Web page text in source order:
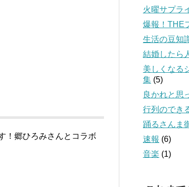
！郷ひろみさんとコラボ
火曜サプラ
爆報！THE
生活の豆知
結婚したら
美しくなる
集 (5)
良かれと思
行列のでき
踊るさんま
速報 (6)
音楽 (1)